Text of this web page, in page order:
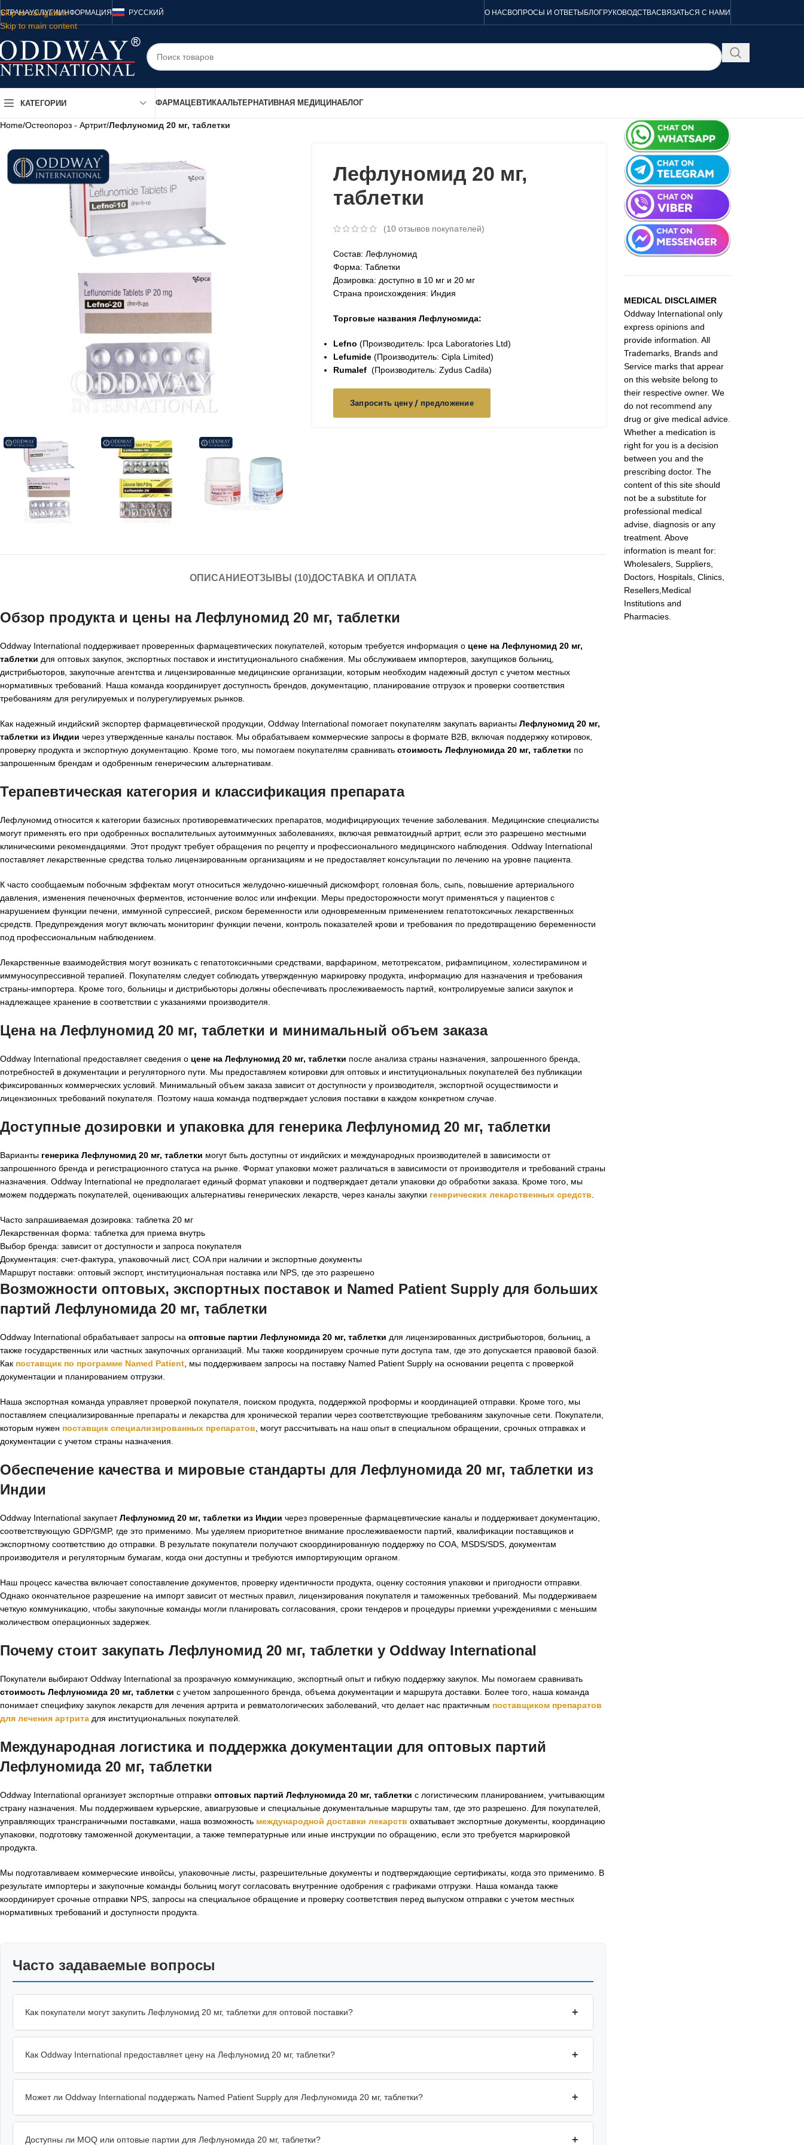
Skip to navigation
Skip to main content
СТРАНАУСЛУГИИНФОРМАЦИЯ РУССКИЙ О НАСВОПРОСЫ И ОТВЕТЫБЛОГРУКОВОДСТВАСВЯЗАТЬСЯ С НАМИ
КАТЕГОРИИ ФАРМАЦЕВТИКААЛЬТЕРНАТИВНАЯ МЕДИЦИНАБЛОГ
Home/Остеопороз - Артрит/Лефлуномид 20 мг, таблетки
Лефлуномид 20 мг,
таблетки
(10отзывов покупателей)
Состав: Лефлуномид
Форма: Таблетки
Дозировка: доступно в 10 мг и 20 мг
Страна происхождения: Индия
Торговые названия Лефлуномида:
Lefno (Производитель: Ipca Laboratories Ltd)
Lefumide (Производитель: Cipla Limited)
Rumalef (Производитель: Zydus Cadila)
Запросить цену / предложение
ОПИСАНИЕОТЗЫВЫ (10)ДОСТАВКА И ОПЛАТА
Обзор продукта и цены на Лефлуномид 20 мг, таблетки
Oddway International поддерживает проверенных фармацевтических покупателей, которым требуется информация о цене на Лефлуномид 20 мг,
таблетки для оптовых закупок, экспортных поставок и институционального снабжения. Мы обслуживаем импортеров, закупщиков больниц,
дистрибьюторов, закупочные агентства и лицензированные медицинские организации, которым необходим надежный доступ с учетом местных
нормативных требований. Наша команда координирует доступность брендов, документацию, планирование отгрузок и проверки соответствия
требованиям для регулируемых и полурегулируемых рынков.
Как надежный индийский экспортер фармацевтической продукции, Oddway International помогает покупателям закупать варианты Лефлуномид 20 мг,
таблетки из Индии через утвержденные каналы поставок. Мы обрабатываем коммерческие запросы в формате B2B, включая поддержку котировок,
проверку продукта и экспортную документацию. Кроме того, мы помогаем покупателям сравнивать стоимость Лефлуномида 20 мг, таблетки по
запрошенным брендам и одобренным генерическим альтернативам.
Терапевтическая категория и классификация препарата
Лефлуномид относится к категории базисных противоревматических препаратов, модифицирующих течение заболевания. Медицинские специалисты
могут применять его при одобренных воспалительных аутоиммунных заболеваниях, включая ревматоидный артрит, если это разрешено местными
клиническими рекомендациями. Этот продукт требует обращения по рецепту и профессионального медицинского наблюдения. Oddway International
поставляет лекарственные средства только лицензированным организациям и не предоставляет консультации по лечению на уровне пациента.
К часто сообщаемым побочным эффектам могут относиться желудочно-кишечный дискомфорт, головная боль, сыпь, повышение артериального
давления, изменения печеночных ферментов, истончение волос или инфекции. Меры предосторожности могут применяться у пациентов с
нарушением функции печени, иммунной супрессией, риском беременности или одновременным применением гепатотоксичных лекарственных
средств. Предупреждения могут включать мониторинг функции печени, контроль показателей крови и требования по предотвращению беременности
под профессиональным наблюдением.
Лекарственные взаимодействия могут возникать с гепатотоксичными средствами, варфарином, метотрексатом, рифампицином, холестирамином и
иммуносупрессивной терапией. Покупателям следует соблюдать утвержденную маркировку продукта, информацию для назначения и требования
страны-импортера. Кроме того, больницы и дистрибьюторы должны обеспечивать прослеживаемость партий, контролируемые записи закупок и
надлежащее хранение в соответствии с указаниями производителя.
Цена на Лефлуномид 20 мг, таблетки и минимальный объем заказа
Oddway International предоставляет сведения о цене на Лефлуномид 20 мг, таблетки после анализа страны назначения, запрошенного бренда,
потребностей в документации и регуляторного пути. Мы предоставляем котировки для оптовых и институциональных покупателей без публикации
фиксированных коммерческих условий. Минимальный объем заказа зависит от доступности у производителя, экспортной осуществимости и
лицензионных требований покупателя. Поэтому наша команда подтверждает условия поставки в каждом конкретном случае.
Доступные дозировки и упаковка для генерика Лефлуномид 20 мг, таблетки
Варианты генерика Лефлуномид 20 мг, таблетки могут быть доступны от индийских и международных производителей в зависимости от
запрошенного бренда и регистрационного статуса на рынке. Формат упаковки может различаться в зависимости от производителя и требований страны
назначения. Oddway International не предполагает единый формат упаковки и подтверждает детали упаковки до обработки заказа. Кроме того, мы
можем поддержать покупателей, оценивающих альтернативы генерических лекарств, через каналы закупки генерических лекарственных средств
Часто запрашиваемая дозировка: таблетка 20 мг
Лекарственная форма: таблетка для приема внутрь
Выбор бренда: зависит от доступности и запроса покупателя
Документация: счет-фактура, упаковочный лист, COA при наличии и экспортные документы
Маршрут поставки: оптовый экспорт, институциональная поставка или NPS, где это разрешено
Возможности оптовых, экспортных поставок и Named Patient Supply для больших
партий Лефлуномида 20 мг, таблетки
Oddway International обрабатывает запросы на оптовые партии Лефлуномида 20 мг, таблетки для лицензированных дистрибьюторов, больниц, а
также государственных или частных закупочных организаций. Мы также координируем срочные пути доступа там, где это допускается правовой базой.
Как поставщик по программе Named Patient , мы поддерживаем запросы на поставку Named Patient Supply на основании рецепта с проверкой
документации и планированием отгрузки.
Наша экспортная команда управляет проверкой покупателя, поиском продукта, поддержкой проформы и координацией отправки. Кроме того, мы
поставляем специализированные препараты и лекарства для хронической терапии через соответствующие требованиям закупочные сети. Покупатели,
которым нужен поставщик специализированных препаратов , могут рассчитывать на наш опыт в специальном обращении, срочных отправках и
документации с учетом страны назначения.
Обеспечение качества и мировые стандарты для Лефлуномида 20 мг, таблетки из
Индии
Oddway International закупаетЛефлуномид 20 мг, таблетки из Индии через проверенные фармацевтические каналы и поддерживает документацию,
соответствующую GDP/GMP, где это применимо. Мы уделяем приоритетное внимание прослеживаемости партий, квалификации поставщиков и
экспортному соответствию до отправки. В результате покупатели получают скоординированную поддержку по COA, MSDS/SDS, документам
производителя и регуляторным бумагам, когда они доступны и требуются импортирующим органом.
Наш процесс качества включает сопоставление документов, проверку идентичности продукта, оценку состояния упаковки и пригодности отправки.
Однако окончательное разрешение на импорт зависит от местных правил, лицензирования покупателя и таможенных требований. Мы поддерживаем
четкую коммуникацию, чтобы закупочные команды могли планировать согласования, сроки тендеров и процедуры приемки учреждениями с меньшим
количеством операционных задержек.
Почему стоит закупать Лефлуномид 20 мг, таблетки у Oddway International
Покупатели выбирают Oddway International за прозрачную коммуникацию, экспортный опыт и гибкую поддержку закупок. Мы помогаем сравнивать
стоимость Лефлуномида 20 мг, таблетки с учетом запрошенного бренда, объема документации и маршрута доставки. Более того, наша команда
понимает специфику закупок лекарств для лечения артрита и ревматологических заболеваний, что делает нас практичным поставщиком препаратов
для лечения артрита для институциональных покупателей.
Международная логистика и поддержка документации для оптовых партий
Лефлуномида 20 мг, таблетки
Oddway International организует экспортные отправки оптовых партий Лефлуномида 20 мг, таблетки с логистическим планированием, учитывающим
страну назначения. Мы поддерживаем курьерские, авиагрузовые и специальные документальные маршруты там, где это разрешено. Для покупателей,
управляющих трансграничными поставками, наша возможность международной доставки лекарств охватывает экспортные документы, координацию
упаковки, подготовку таможенной документации, а также температурные или иные инструкции по обращению, если это требуется маркировкой
продукта.
Мы подготавливаем коммерческие инвойсы, упаковочные листы, разрешительные документы и подтверждающие сертификаты, когда это применимо. В
результате импортеры и закупочные команды больниц могут согласовать внутренние одобрения с графиками отгрузки. Наша команда также
координирует срочные отправки NPS, запросы на специальное обращение и проверку соответствия перед выпуском отправки с учетом местных
нормативных требований и доступности продукта.
Часто задаваемые вопросы
Как покупатели могут закупить Лефлуномид 20 мг, таблетки для оптовой поставки? +
Как Oddway International предоставляет цену на Лефлуномид 20 мг, таблетки? +
Может ли Oddway International поддержать Named Patient Supply для Лефлуномида 20 мг, таблетки? +
Доступны ли MOQ или оптовые партии для Лефлуномида 20 мг, таблетки? +
MEDICAL DISCLAIMER
Oddway International only
express opinions and
provide information. All
Trademarks, Brands and
Service marks that appear
on this website belong to
their respective owner. We
do not recommend any
drug or give medical advice.
Whether a medication is
right for you is a decision
between you and the
prescribing doctor. The
content of this site should
not be a substitute for
professional medical
advise, diagnosis or any
treatment. Above
information is meant for:
Wholesalers, Suppliers,
Doctors, Hospitals, Clinics,
Resellers,Medical
Institutions and
Pharmacies.